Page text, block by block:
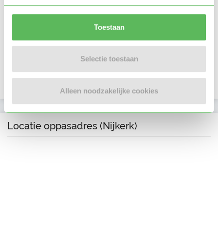
Toestaan
Selectie toestaan
Alleen noodzakelijke cookies
Verificaties
E-mailadres is geverifieerd
Telefoonnummer is geverifieerd
In het bezit van een VOG per 09 september 2019
Locatie oppasadres (Nijkerk)